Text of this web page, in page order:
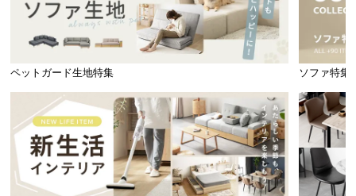
ペットガード生地特集 ソファ特集